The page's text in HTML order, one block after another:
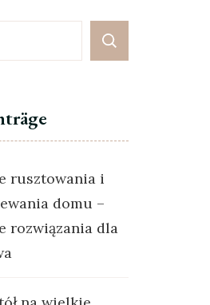
rusztowania i
domu –
rozwiązania dla